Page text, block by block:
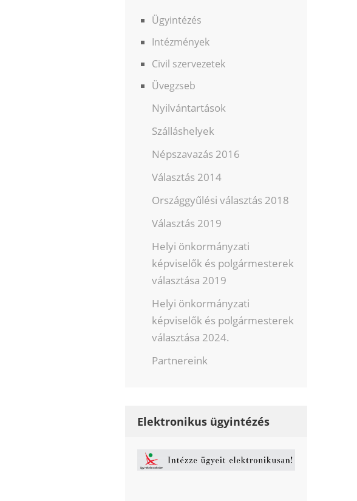
Ügyintézés
Intézmények
Civil szervezetek
Üvegzseb
Nyilvántartások
Szálláshelyek
Népszavazás 2016
Választás 2014
Országgyűlési választás 2018
Választás 2019
Helyi önkormányzati
képviselők és polgármesterek
választása 2019
Helyi önkormányzati
képviselők és polgármesterek
választása 2024.
Partnereink
Elektronikus ügyintézés